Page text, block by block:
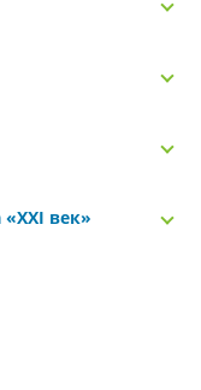
век»